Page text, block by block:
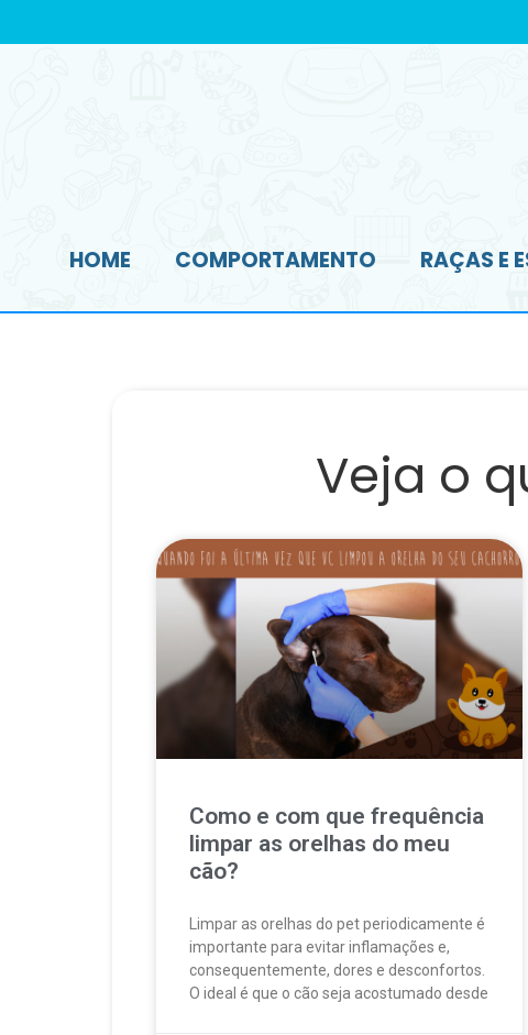
HOME COMPORTAMENTO RAÇAS E
Veja o
Como e com que frequência
limpar as orelhas do meu
cão?
Limpar as orelhas do pet periodicamente é
importante para evitar inflamações e,
consequentemente, dores e desconfortos.
O ideal é que o cão seja acostumado desde